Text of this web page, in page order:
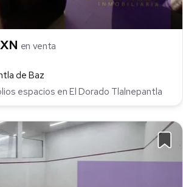
en venta
de Baz
espacios en El Dorado Tlalnepantla